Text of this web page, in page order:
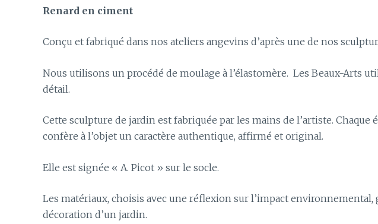
Renard en ciment
Conçu et fabriqué dans nos ateliers angevins d’après une de nos
Nous utilisons un procédé de moulage à l’élastomère. Les Beaux-
détail.
Cette sculpture de jardin est fabriquée par les mains de l’artiste.
confère à l’objet un caractère authentique, affirmé et original.
Elle est signée « A. Picot » sur le socle.
Les matériaux, choisis avec une réflexion sur l’impact
décoration d’un jardin.